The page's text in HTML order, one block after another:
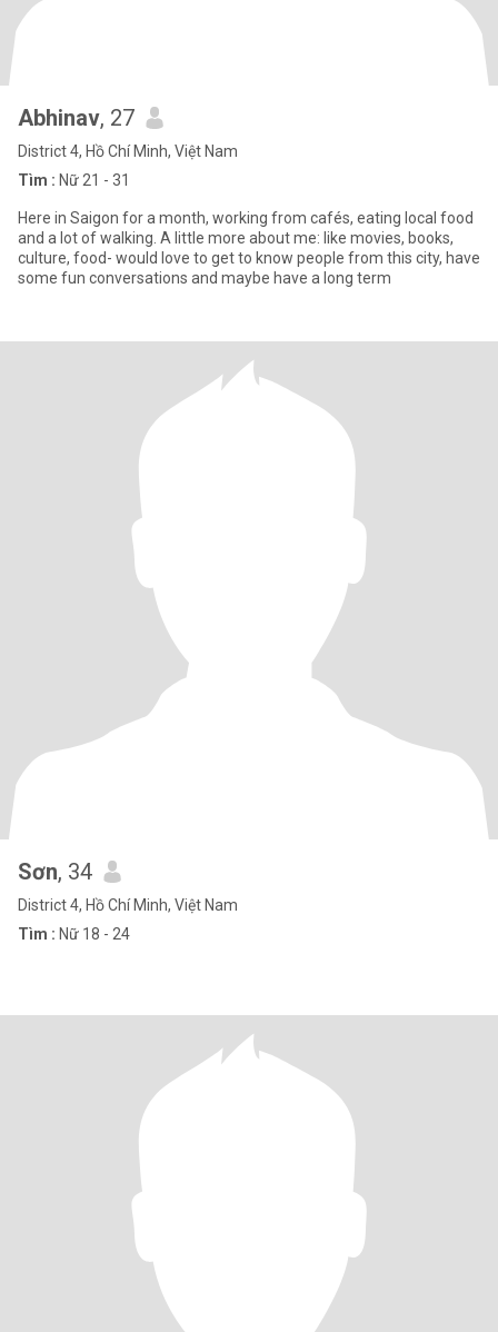
Abhinav, 27
District 4, Hồ Chí Minh, Việt Nam
Tìm : Nữ 21 - 31
Here in Saigon for a month, working from cafés, eating local food
and a lot of walking. A little more about me: like movies, books,
culture, food- would love to get to know people from this city, have
some fun conversations and maybe have a long term
Sơn, 34
District 4, Hồ Chí Minh, Việt Nam
Tìm : Nữ 18 - 24